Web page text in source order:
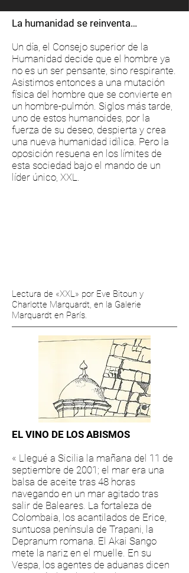
La humanidad se reinventa…
Un día, el Consejo superior de la
Humanidad decide que el hombre ya
no es un ser pensante, sino respirante.
Asistimos entonces a una mutación
física del hombre que se convierte en
un hombre-pulmón. Siglos más tarde,
uno de estos humanoides, por la
fuerza de su deseo, despierta y crea
una nueva humanidad idílica. Pero la
oposición resuena en los límites de
esta sociedad bajo el mando de un
líder único, XXL.
Lectura de «XXL» por Eve Bitoun y
Charlotte Marquardt, en la Galerie
Marquardt en París.
EL VINO DE LOS ABISMOS
« Llegué a Sicilia la mañana del 11 de
septiembre de 2001; el mar era una
balsa de aceite tras 48 horas
navegando en un mar agitado tras
salir de Baleares. La fortaleza de
Colombaia, los acantilados de Erice,
suntuosa península de Trapani, la
Depranum romana. El Akai Sango
mete la nariz en el muelle. En su
Vespa, los agentes de aduanas dicen